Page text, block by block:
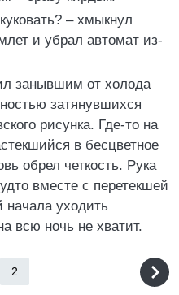
– хмыкнул
и убрал автомат из-
занывшим от холода
затянувшихся
рисунка. Где-то на
в бесцветное
обрел четкость. Рука
вместе с перетекшей
начала уходить
всю ночь не хватит.
2